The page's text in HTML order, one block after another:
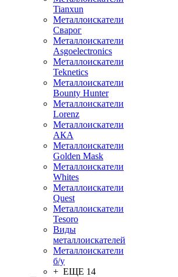
Tianxun
Металлоискатели
Сварог
Металлоискатели
Asgoelectronics
Металлоискатели
Teknetics
Металлоискатели
Bounty Hunter
Металлоискатели
Lorenz
Металлоискатели
АКА
Металлоискатели
Golden Mask
Металлоискатели
Whites
Металлоискатели
Quest
Металлоискатели
Tesoro
Виды
металлоискателей
Металлоискатели
б/у
+ ЕЩЕ 14